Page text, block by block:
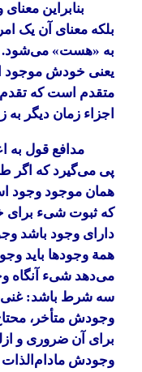
بنابراین
بلکه معنای آن یک
به «هست» می‌شود.
یعنی خودش موجود
متقدم است که تقدم
اجزاء‌ زمان دیگر
مدافع قول به
پی می‌گیرد که اگر
همان موجود وجود
که ثبوت شیء
دارای وجود باشد
همة وجودها باید
می‌دهد شیء آنگاه
سه شرط باشد: غنی،
وجودش متأخر،
برای آن ضروری و
وجودش